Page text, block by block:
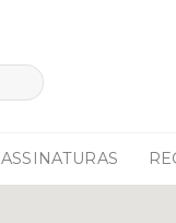
ASSINATURAS